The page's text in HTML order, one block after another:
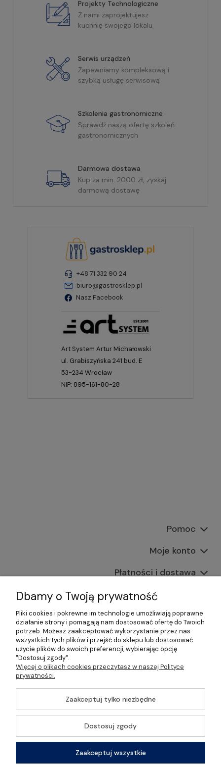
Projekty Technologiczne
Z nami zaprojektujesz
kuchnię swojego lokalu
Serwis urządzeń
Zapewniamy kompleksową i
szybką usługę serwisową
Szkolenia gastronomiczne
Sprawdź naszą ofertę szkoleń
gastronomicznych
Darmowa dostawa
Kup za min. 2000 zł, zyskaj
darmową dostawę
+48 71 332 90 24
biuro@gastrosklep.pl
Nasz Facebook
Art System Artur Michałowski
ul. Grabiszyńska 241 bud. E
53-234 Wrocław
NIP: 895-161-80-28
Pomoc
Moje konto
Płatności i dostawa
Informacje
O nas
©2026 Wszelkie Prawa Zastrzeżone | Gastrosklep |
Wyposażenie gastronomii, restauracji oraz barów
Szablon Master byEcommercy
Pokaż pełną wersję strony
Sklep internetowy Shoper Premium
Dbamy o Twoją prywatność
Pliki cookies i pokrewne im technologie umożliwiają poprawne
działanie strony i pomagają nam dostosować ofertę do Twoich
potrzeb. Możesz zaakceptować wykorzystanie przez nas
wszystkich tych plików i przejść do sklepu lub dostosować
użycie plików do swoich preferencji, wybierając opcję
"Dostosuj zgody".
Więcej o plikach cookies przeczytasz w naszej Polityce
prywatności.
Zaakceptuj tylko niezbędne
Dostosuj zgody
Zaakceptuj wszystkie